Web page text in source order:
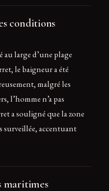
conditions
large d’une plage
le baigneur a été
malgré les
l’homme n’a pas
a souligné que la zone
surveillée, accentuant
maritimes